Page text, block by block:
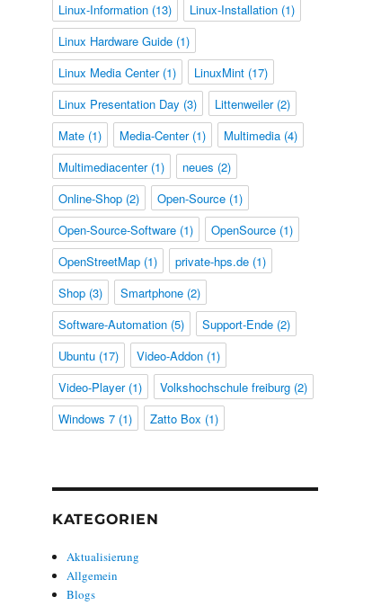
Linux-Information(13) Linux-Installation(1)
Linux Hardware Guide(1)
Linux Media Center(1) LinuxMint(17)
Linux Presentation Day (3) Littenweiler(2)
Mate(1) Media-Center(1) Multimedia(4)
Multimediacenter(1) neues (2)
Online-Shop(2) Open-Source(1)
Open-Source-Software(1) OpenSource(1)
OpenStreetMap(1) private-hps.de(1)
Shop(3) Smartphone(2)
Software-Automation(5) Support-Ende(2)
Ubuntu(17) Video-Addon(1)
Video-Player(1) Volkshochschule freiburg(2)
Windows 7(1) Zatto Box (1)
KATEGORIEN
Aktualisierung
Allgemein
Blogs